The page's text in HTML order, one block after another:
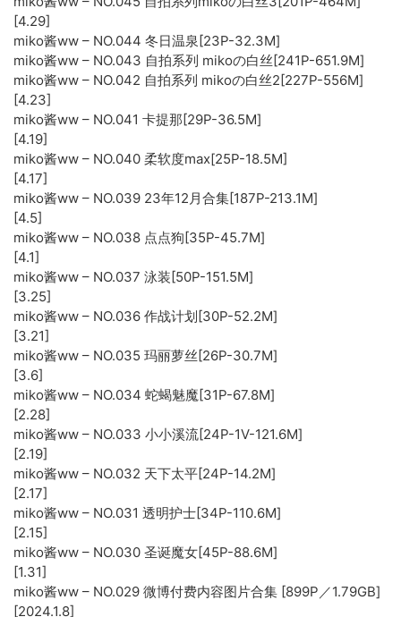
[4.29]
miko酱ww – NO.044 冬日温泉[23P-32.3M]
miko酱ww – NO.043 自拍系列 mikoの白丝[241P-651.9M]
miko酱ww – NO.042 自拍系列 mikoの白丝2[227P-556M]
[4.23]
miko酱ww – NO.041 卡提那[29P-36.5M]
[4.19]
miko酱ww – NO.040 柔软度max[25P-18.5M]
[4.17]
miko酱ww – NO.039 23年12月合集[187P-213.1M]
[4.5]
miko酱ww – NO.038 点点狗[35P-45.7M]
[4.1]
miko酱ww – NO.037 泳装[50P-151.5M]
[3.25]
miko酱ww – NO.036 作战计划[30P-52.2M]
[3.21]
miko酱ww – NO.035 玛丽萝丝[26P-30.7M]
[3.6]
miko酱ww – NO.034 蛇蝎魅魔[31P-67.8M]
[2.28]
miko酱ww – NO.033 小小溪流[24P-1V-121.6M]
[2.19]
miko酱ww – NO.032 天下太平[24P-14.2M]
[2.17]
miko酱ww – NO.031 透明护士[34P-110.6M]
[2.15]
miko酱ww – NO.030 圣诞魔女[45P-88.6M]
[1.31]
miko酱ww – NO.029 微博付费内容图片合集 [899P／1.79GB]
[2024.1.8]